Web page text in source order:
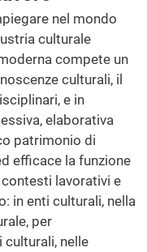
nel mondo
culturale
compete un
culturali, il
e in
elaborativa
patrimonio di
efficace la funzione
lavorativi e
in enti culturali, nella
per
culturali, nelle